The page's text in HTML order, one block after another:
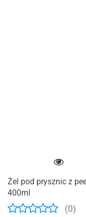
Żel pod prysznic z
400ml
(0)